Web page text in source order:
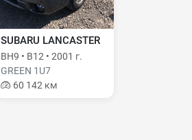
SUBARU LANCASTER
BH9 • B12 • 2001 г.
GREEN 1U7
60 142 км